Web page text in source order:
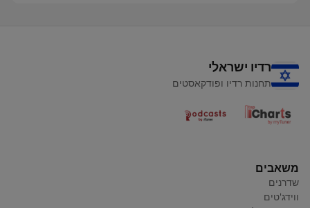
רדיו ישראלי
תחנות רדיו ופודקאסטים
משאבים
שדרנים
ווידג'טים